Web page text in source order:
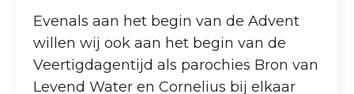
Evenals aan het begin van de Advent
willen wij ook aan het begin van de
Veertigdagentijd als parochies Bron van
Levend Water en Cornelius bij elkaar